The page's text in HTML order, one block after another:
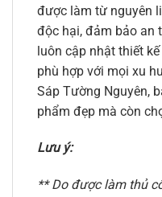
được làm từ nguyên
độc hại, đảm bảo an
luôn cập nhật thiết
phù hợp với mọi xu
Sáp Tường Nguyên,
phẩm đẹp mà còn
Lưu ý:
** Do được làm thủ